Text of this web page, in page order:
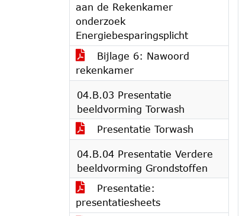
aan de Rekenkamer
onderzoek
Energiebesparingsplicht
Bijlage 6: Nawoord
rekenkamer
04.B.03 Presentatie
beeldvorming Torwash
Presentatie Torwash
04.B.04 Presentatie Verdere
beeldvorming Grondstoffen
Presentatie:
presentatiesheets